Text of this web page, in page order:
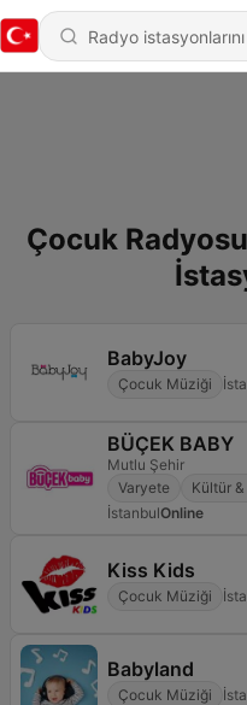
Çocuk
BabyJoy
Çocuk Müziği
BÜÇEK BABY
Mutlu Şehir
Varyete
Kültür
İstanbulOnline
Kiss Kids
Çocuk Müziği
Babyland
Çocuk Müziği